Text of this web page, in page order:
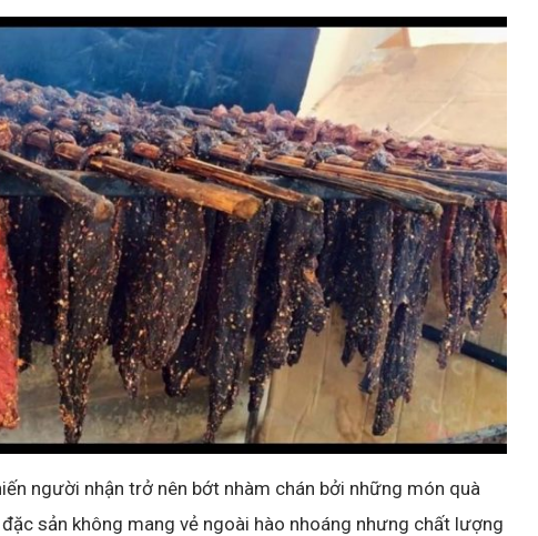
người nhận trở nên bớt nhàm chán bởi những món quà
sản không mang vẻ ngoài hào nhoáng nhưng chất lượng